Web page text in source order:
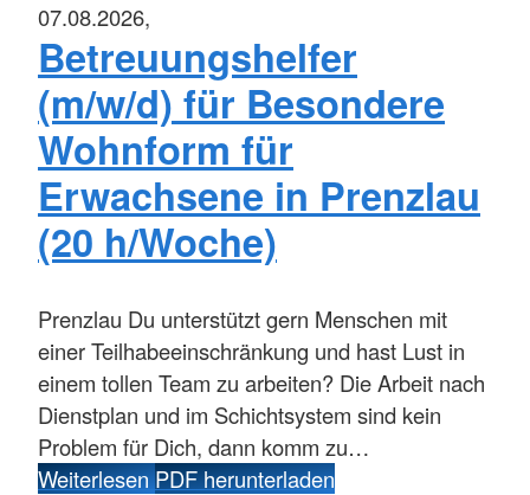
07.08.2026,
Betreuungshelfer
(m/w/d) für Besondere
Wohnform für
Erwachsene in Prenzlau
(20 h/Woche)
Prenzlau Du unterstützt gern Menschen mit
einer Teilhabeeinschränkung und hast Lust in
einem tollen Team zu arbeiten? Die Arbeit nach
Dienstplan und im Schichtsystem sind kein
Problem für Dich, dann komm zu…
WeiterlesenPDF herunterladen